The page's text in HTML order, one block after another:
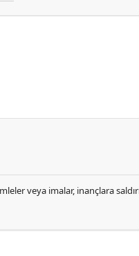
veya imalar, inançlara